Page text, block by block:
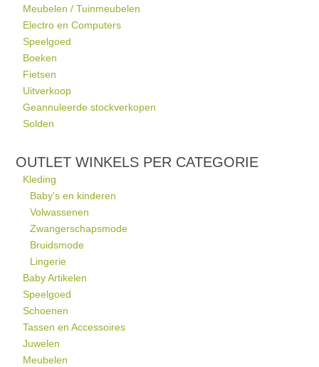
Meubelen / Tuinmeubelen
Electro en Computers
Speelgoed
Boeken
Fietsen
Uitverkoop
Geannuleerde stockverkopen
Solden
OUTLET WINKELS PER CATEGORIE
Kleding
Baby's en kinderen
Volwassenen
Zwangerschapsmode
Bruidsmode
Lingerie
Baby Artikelen
Speelgoed
Schoenen
Tassen en Accessoires
Juwelen
Meubelen